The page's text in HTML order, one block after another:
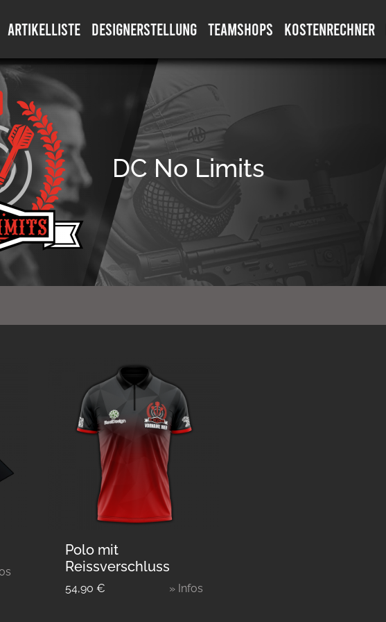
ARTIKELLISTE DESIGNERSTELLUNG TEAMSHOPS KOSTENRECHNER
DC No Limits
Polo mit
Reissverschluss
54,90 € » Infos